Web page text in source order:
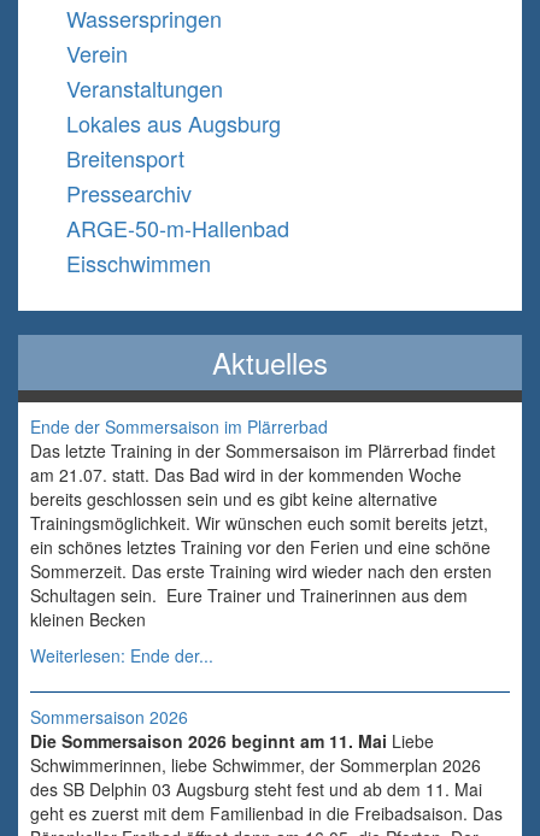
Wasserspringen
Verein
Veranstaltungen
Lokales aus Augsburg
Breitensport
Pressearchiv
ARGE-50-m-Hallenbad
Eisschwimmen
Aktuelles
Ende der Sommersaison im Plärrerbad
Das letzte Training in der Sommersaison im Plärrerbad findet
am 21.07. statt. Das Bad wird in der kommenden Woche
bereits geschlossen sein und es gibt keine alternative
Trainingsmöglichkeit. Wir wünschen euch somit bereits jetzt,
ein schönes letztes Training vor den Ferien und eine schöne
Sommerzeit. Das erste Training wird wieder nach den ersten
Schultagen sein. Eure Trainer und Trainerinnen aus dem
kleinen Becken
Weiterlesen: Ende der...
Sommersaison 2026
Die Sommersaison 2026 beginnt am 11. Mai Liebe
Schwimmerinnen, liebe Schwimmer, der Sommerplan 2026
des SB Delphin 03 Augsburg steht fest und ab dem 11. Mai
geht es zuerst mit dem Familienbad in die Freibadsaison. Das